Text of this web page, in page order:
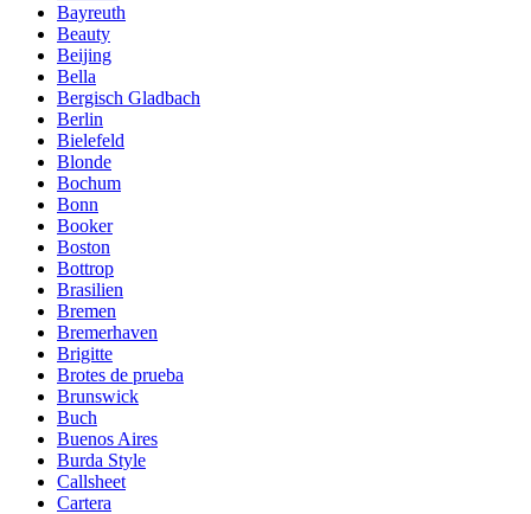
Bayreuth
Beauty
Beijing
Bella
Bergisch Gladbach
Berlin
Bielefeld
Blonde
Bochum
Bonn
Booker
Boston
Bottrop
Brasilien
Bremen
Bremerhaven
Brigitte
Brotes de prueba
Brunswick
Buch
Buenos Aires
Burda Style
Callsheet
Cartera